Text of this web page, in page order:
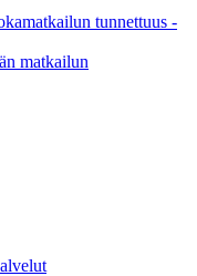
tunnettuus -
matkailun